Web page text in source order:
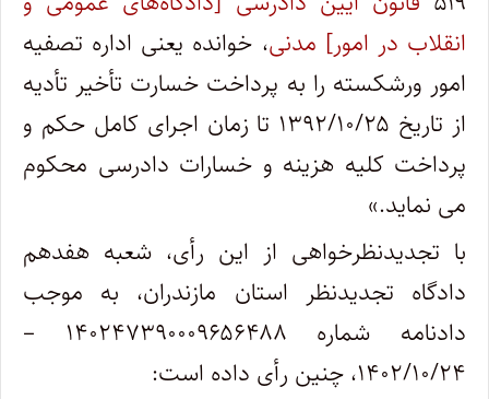
انقلاب در امور] مدنی، خوانده یعنی اداره تصفیه
امور ورشکسته را به پرداخت خسارت تأخیر تأدیه
از تاریخ ۱۳۹۲/۱۰/۲۵ تا زمان اجرای کامل حکم و
پرداخت کلیه هزینه و خسارات دادرسی محکوم
می نماید.»
با تجدیدنظرخواهی از این رأی، شعبه هفدهم
دادگاه تجدیدنظر استان مازندران، به موجب
دادنامه شماره ۱۴۰۲۴۷۳۹۰۰۰۹۶۵۶۴۸۸ –
۱۴۰۲/۱۰/۲۴، چنین رأی داده است: